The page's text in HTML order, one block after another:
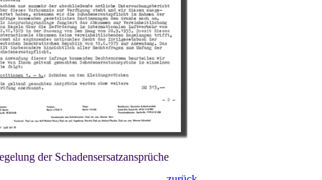
der Schadensersatzansprüche